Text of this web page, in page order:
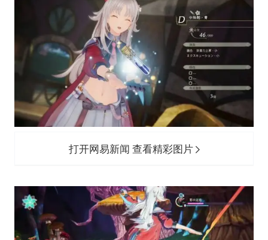
打开网易新闻 查看精彩图片